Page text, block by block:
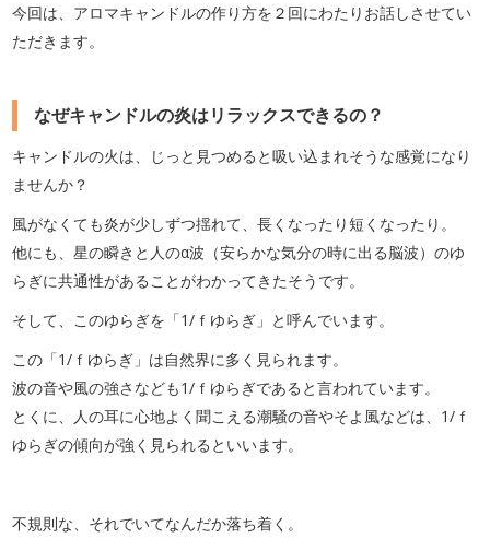
今回は、アロマキャンドルの作り方を２回にわたりお話しさせてい
ただきます。
なぜキャンドルの炎はリラックスできるの？
キャンドルの火は、じっと見つめると吸い込まれそうな感覚になり
ませんか？
風がなくても炎が少しずつ揺れて、長くなったり短くなったり。
他にも、星の瞬きと人のα波（安らかな気分の時に出る脳波）のゆ
らぎに共通性があることがわかってきたそうです。
そして、このゆらぎを「1/ｆゆらぎ」と呼んでいます。
この「1/ｆゆらぎ」は自然界に多く見られます。
波の音や風の強さなども1/ｆゆらぎであると言われています。
とくに、人の耳に心地よく聞こえる潮騒の音やそよ風などは、1/ｆ
ゆらぎの傾向が強く見られるといいます。
不規則な、それでいてなんだか落ち着く。